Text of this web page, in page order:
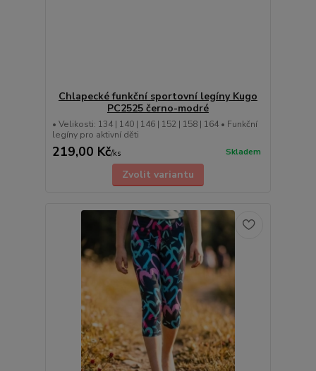
Chlapecké funkční sportovní legíny Kugo
PC2525 černo-modré
• Velikosti: 134 | 140 | 146 | 152 | 158 | 164 • Funkční
legíny pro aktivní děti
219,00 Kč/ks Skladem
Zvolit variantu